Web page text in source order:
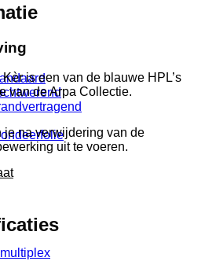
is een van de blauwe HPL’s
van de Arpa Collectie.
je na verwijdering van de
uit te voeren.